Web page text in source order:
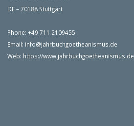
DE – 70188 Stuttgart
Phone: +49 711 2109455
Email: info@jahrbuchgoetheanismus.de
Web: https://www.jahrbuchgoetheanismus.de